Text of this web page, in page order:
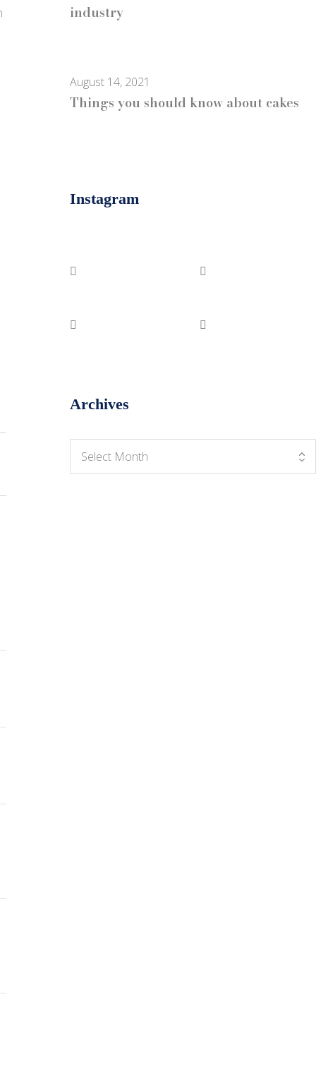
industry
August 14, 2021
Things you should know about cakes
Instagram
Archives